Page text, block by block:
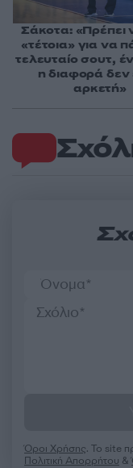
Όροι Χρήσης. Το site
Πολιτική Απορρήτου &
Σάκοτα: «Πρέπει
«τέτοια» για να
τελευταίο σουτ,
η διαφορά δεν
αρκετή»